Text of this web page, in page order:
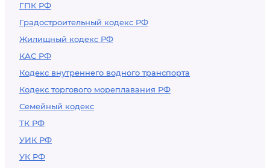
ГПК РФ
Градостроительный кодекс РФ
Жилищный кодекс РФ
КАС РФ
Кодекс внутреннего водного транспорта
Кодекс торгового мореплавания РФ
Семейный кодекс
ТК РФ
УИК РФ
УК РФ